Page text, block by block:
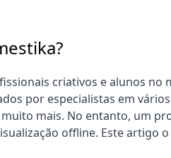
criativos e alunos no
por especialistas em vários
mais. No entanto, um
offline. Este artigo